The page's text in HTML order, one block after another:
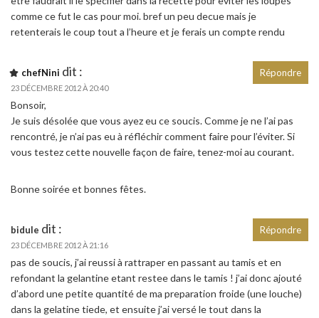
comme ce fut le cas pour moi. bref un peu decue mais je
retenterais le coup tout a l’heure et je ferais un compte rendu
chefNini dit :
23 DÉCEMBRE 2012 À 20:40
Bonsoir,
Je suis désolée que vous ayez eu ce soucis. Comme je ne l’ai pas
rencontré, je n’ai pas eu à réfléchir comment faire pour l’éviter. Si
vous testez cette nouvelle façon de faire, tenez-moi au courant.
Bonne soirée et bonnes fêtes.
Répondre
bidule dit :
23 DÉCEMBRE 2012 À 21:16
pas de soucis, j’ai reussi à rattraper en passant au tamis et en
refondant la gelantine etant restee dans le tamis ! j’ai donc ajouté
d’abord une petite quantité de ma preparation froide (une louche)
dans la gelatine tiede, et ensuite j’ai versé le tout dans la
Répondre